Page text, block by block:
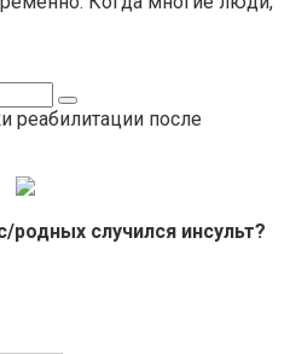
реабилитации после
родных случился инсульт?